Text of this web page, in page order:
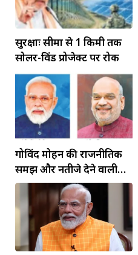
सुरक्षाः सीमा से 1 किमी तक
सोलर-विंड प्रोजेक्ट पर रोक
गोविंद मोहन की राजनीतिक
समझ और नतीजे देने वाली
कार्यशैली ने अमित शाह का
जीता भरोसा: डॉ. जगदीश चंद्र